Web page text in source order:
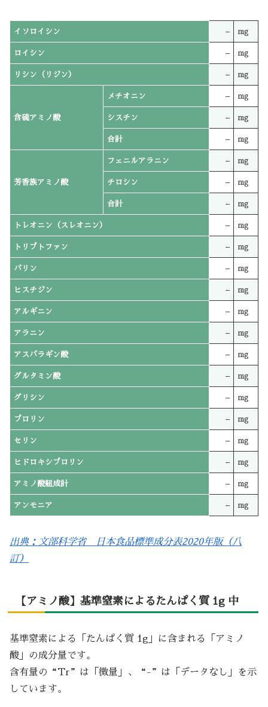
イソロイシン – mg
ロイシン – mg
リシン（リジン） – mg
含硫アミノ酸
メチオニン – mg
シスチン – mg
合計 – mg
芳香族アミノ酸
フェニルアラニン – mg
チロシン – mg
合計 – mg
トレオニン（スレオニン） – mg
トリプトファン – mg
バリン – mg
ヒスチジン – mg
アルギニン – mg
アラニン – mg
アスパラギン酸 – mg
グルタミン酸 – mg
グリシン – mg
プロリン – mg
セリン – mg
ヒドロキシプロリン – mg
アミノ酸組成計 – mg
アンモニア – mg
出典：文部科学省 日本食品標準成分表2020年版（八
訂）
【アミノ酸】基準窒素によるたんぱく質 1g 中
基準窒素による「たんぱく質 1g」に含まれる「アミノ
酸」の成分量です。
含有量の“Tr”は「微量」、“-”は「データなし」を示
しています。